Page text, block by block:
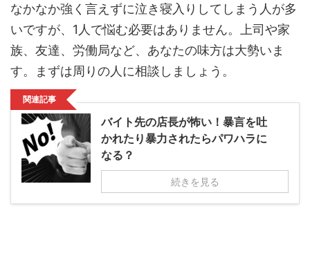
なかなか強く言えずに泣き寝入りしてしまう人が多
いですが、1人で悩む必要はありません。上司や家
族、友達、労働局など、あなたの味方は大勢いま
す。まずは周りの人に相談しましょう。
関連記事
バイト先の店長が怖い！暴言を吐
かれたり暴力されたらパワハラに
なる？
続きを見る